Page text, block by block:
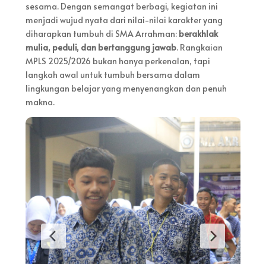
sesama. Dengan semangat berbagi, kegiatan ini
menjadi wujud nyata dari nilai-nilai karakter yang
diharapkan tumbuh di SMA Arrahman: berakhlak
mulia, peduli, dan bertanggung jawab. Rangkaian
MPLS 2025/2026 bukan hanya perkenalan, tapi
langkah awal untuk tumbuh bersama dalam
lingkungan belajar yang menyenangkan dan penuh
makna.